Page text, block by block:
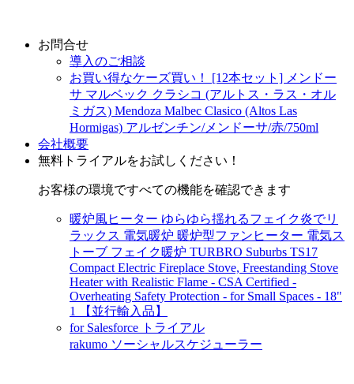
お問合せ
導入のご相談
お買い得なケーズ買い！ [12本セット] メンドー
サ マルベック クラシコ (アルトス・ラス・オル
ミガス) Mendoza Malbec Clasico (Altos Las
Hormigas) アルゼンチン/メンドーサ/赤/750ml
会社概要
無料トライアルをお試しください！
お客様の環境ですべての機能を確認できます
暖炉風ヒーター ゆらゆら揺れるフェイク炎でリ
ラックス 電気暖炉 暖炉型ファンヒーター 電気ス
トーブ フェイク暖炉 TURBRO Suburbs TS17
Compact Electric Fireplace Stove, Freestanding Stove
Heater with Realistic Flame - CSA Certified -
Overheating Safety Protection - for Small Spaces - 18"
1 【並行輸入品】
for Salesforce トライアル
rakumo ソーシャルスケジューラー